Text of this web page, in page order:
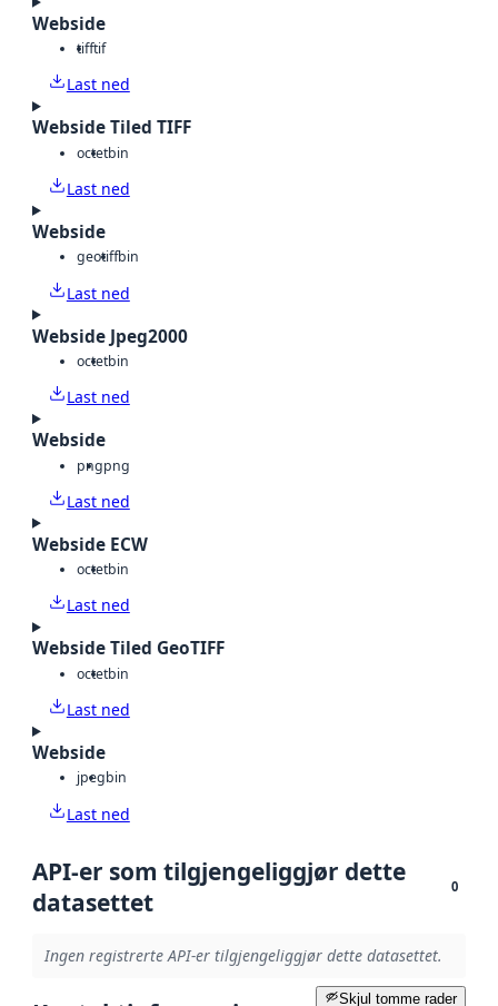
Webside
tifftif
Last ned
Webside Tiled TIFF
octetbin
Last ned
Webside
geotiffbin
Last ned
Webside Jpeg2000
octetbin
Last ned
Webside
pngpng
Last ned
Webside ECW
octetbin
Last ned
Webside Tiled GeoTIFF
octetbin
Last ned
Webside
jpegbin
Last ned
API-er som tilgjengeliggjør dette
datasettet
0
Ingen registrerte API-er tilgjengeliggjør dette datasettet.
Skjul tomme rader